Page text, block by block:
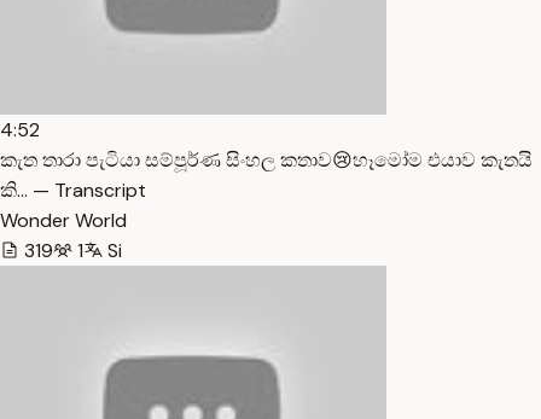
4:52
කැත තාරා පැටියා සම්පූර්ණ සිංහල කතාව😢හෑමෝම එයාව කැතයි
කි… — Transcript
Wonder World
319
1 Si